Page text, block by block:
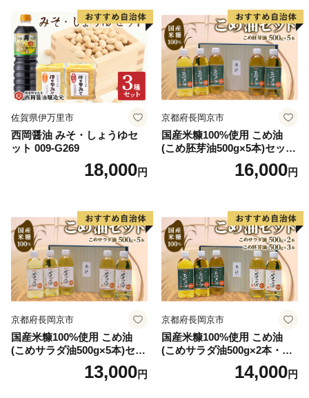
佐賀県伊万里市
西岡醤油 みそ・しょうゆセ
ット 009-G269
18,000円
京都府長岡京市
国産米糠100%使用 こめ油
(こめ胚芽油500g×5本)セット
16,000円
京都府長岡京市
国産米糠100%使用 こめ油
(こめサラダ油500g×5本)セッ
13,000円
京都府長岡京市
国産米糠100%使用 こめ油
(こめサラダ油500g×2本・こ
め胚芽油500g×3本)セット [1
14,000円